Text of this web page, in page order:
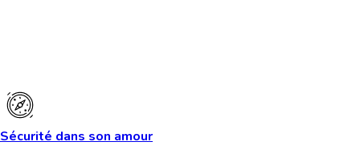
Sécurité dans son amour